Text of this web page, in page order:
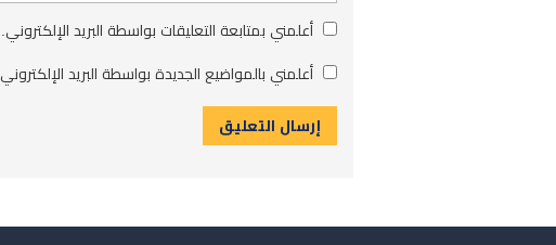
أعلمني بمتابعة التعليقات بواسطة البريد الإلكتروني.
أعلمني بالمواضيع الجديدة بواسطة البريد الإلكتروني.